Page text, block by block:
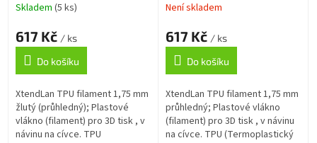
Skladem (5 ks)
617 Kč / ks
Do košíku
XtendLan TPU filament 1,75 mm
žlutý (průhledný); Plastové
vlákno (filament) pro 3D tisk , v
návinu na cívce. TPU
Není skladem
617 Kč / ks
Do košíku
XtendLan TPU filament 1,75 mm
průhledný; Plastové vlákno
(filament) pro 3D tisk , v návinu
na cívce. TPU (Termoplastický